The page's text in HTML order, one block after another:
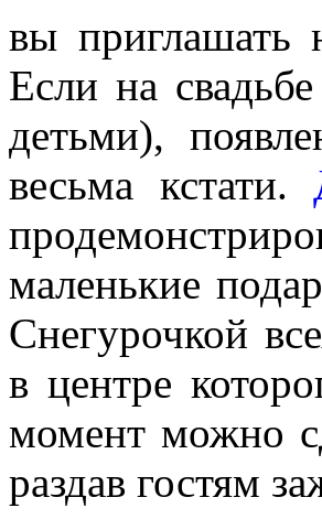
вы приглашать
Если на
детьми),
весьма кстати.
маленькие
Снегурочкой
в центре
момент можно
раздав гостям